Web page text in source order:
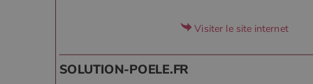
Visiter le site internet
SOLUTION-POELE.FR
VISITOR_PRIVACY_METADATA